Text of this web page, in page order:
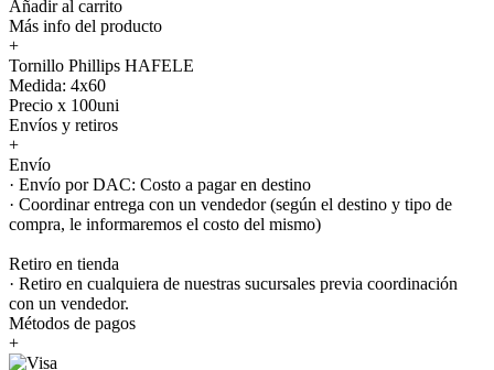
Añadir al carrito
Más info del producto
+
Tornillo Phillips HAFELE
Medida: 4x60
Precio x 100uni
Envíos y retiros
+
Envío
· Envío por DAC: Costo a pagar en destino
· Coordinar entrega con un vendedor (según el destino y tipo de
compra, le informaremos el costo del mismo)
Retiro en tienda
· Retiro en cualquiera de nuestras sucursales previa coordinación
con un vendedor.
Métodos de pagos
+